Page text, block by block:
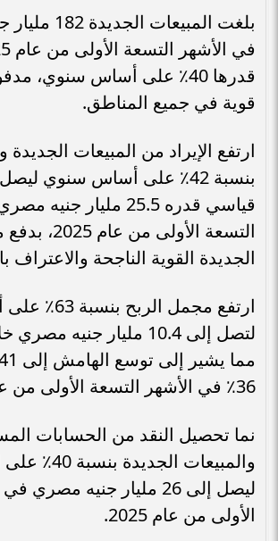
بلغت المبيعات
قدرها 40٪ على أساس سنوي،
قوية في جميع المناطق.
ارتفع الإيراد من المبيعات الجديدة
بنسبة 42٪ على أساس سنوي
قياسي قدره 25.5 مليار
التسعة الأولى
الجديدة القوية الناجحة والاعتراف
ارتفع مجمل
لتصل إلى 10.4 مليار جنيه
36٪ في الأشهر التسعة الأولى من عام 2024.
نما تحصيل النقد من الحسابات
والمبيعات
ليصل إلى 26 مليار جنيه
الأولى من عام 2025.